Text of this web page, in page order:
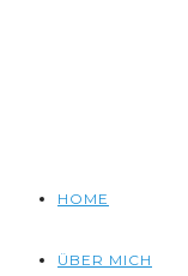
HOME
ÜBER MICH